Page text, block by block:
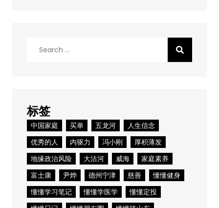
标签
中国家庭 买单 五龙河
人生信念
优秀的人
内驱力 冯小刚
厚积薄发
地缘政治风险
大沽河 威海
家庭素养
富士康
尹烨 德州宁津 慈善
懂懂健身
懂懂学习笔记
懂懂学医学
懂懂定投